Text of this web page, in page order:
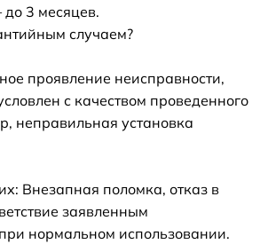
3 месяцев.
случаем?
проявление неисправности,
с качеством проведенного
неправильная установка
Внезапная поломка, отказ в
заявленным
нормальном использовании.